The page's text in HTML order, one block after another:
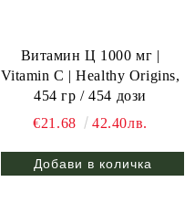
Витамин Ц 1000 мг |
Vitamin C | Healthy Origins,
454 гр / 454 дози
€21.68
42.40лв.